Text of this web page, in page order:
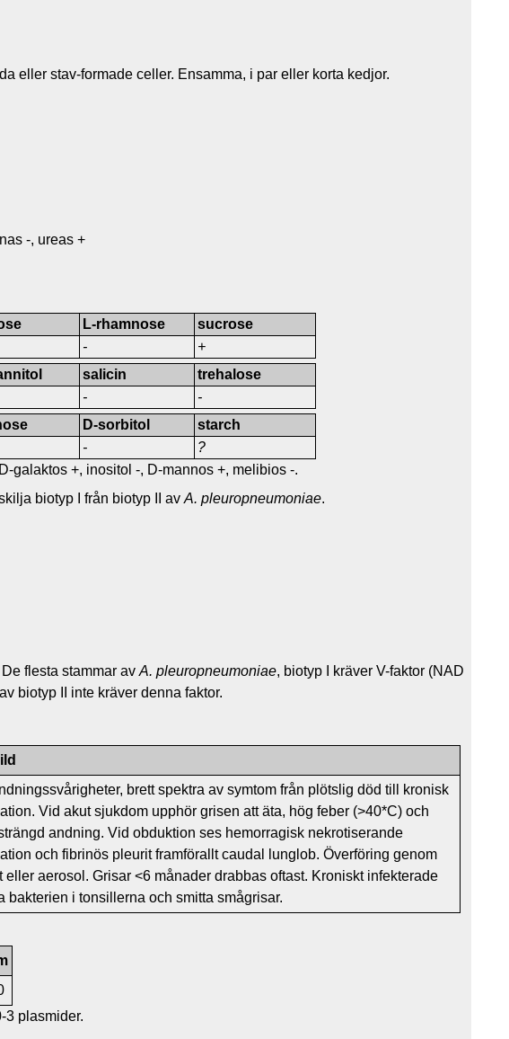
eller stav-formade celler. Ensamma, i par eller korta kedjor.
-, ureas +
L-rhamnose
-
sucrose
+
salicin
-
trehalose
-
D-sorbitol
-
starch
?
galaktos +, inositol -, D-mannos +, melibios -.
biotyp I från biotyp II av A. pleuropneumoniae.
flesta stammar av A. pleuropneumoniae, biotyp I kräver V-faktor (NAD
biotyp II inte kräver denna faktor.
brett spektra av symtom från plötslig död till kronisk
Vid akut sjukdom upphör grisen att äta, hög feber (>40*C) och
andning. Vid obduktion ses hemorragisk nekrotiserande
och fibrinös pleurit framförallt caudal lunglob. Överföring genom
eller aerosol. Grisar <6 månader drabbas oftast. Kroniskt infekterade
bakterien i tonsillerna och smitta smågrisar.
3 plasmider.